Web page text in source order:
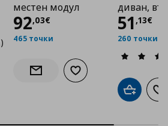
с любими
местен модул
92,03€
Цена
465 точки
Информирай ме за наличност
Добави към списъка
диван,
51 ,13€
Цена
260 точки
Добави